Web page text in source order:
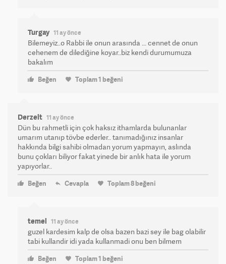
Turgay 11 ay önce
Bilemeyiz..o Rabbi ile onun arasında ... cennet de onun
cehenem de dilediğine koyar..biz kendi durumumuza
bakalım
Beğen Toplam1 beğeni
Derzeit 11 ay önce
Dün bu rahmetli için çok haksız ithamlarda bulunanlar
umarım utanıp tövbe ederler.. tanımadığınız insanlar
hakkında bilgi sahibi olmadan yorum yapmayın, aslında
bunu çokları biliyor fakat yinede bir anlık hata ile yorum
yapıyorlar..
Beğen Cevapla Toplam8beğeni
temel 11 ay önce
guzel kardesim kalp de olsa bazen bazi sey ile bag olabilir
tabi kullandir idi yada kullanmadi onu ben bilmem
Beğen Toplam1 beğeni